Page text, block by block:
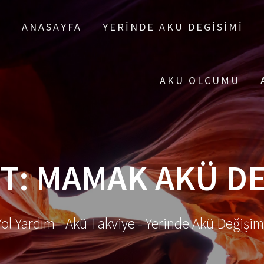
ANASAYFA YERINDE AKU DEGISIMI
AKU OLCUMU
MAMAK AKÜ
Yardım - Akü Takviye - Yerinde Akü